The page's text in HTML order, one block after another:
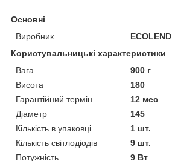
Основні
Виробник
ECOLEND
Користувальницькі характеристики
Вага
900 г
Висота
180
Гарантійний термін
12 мес
Діаметр
145
Кількість в упаковці
1 шт.
Кількість світлодіодів
9 шт.
Потужність
9 Вт